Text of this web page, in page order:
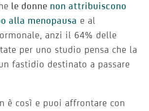
le donne non attribuiscono
alla menopausa e al
anzi il 64% delle
per uno studio pensa che la
fastidio destinato a passare
è così e puoi affrontare con